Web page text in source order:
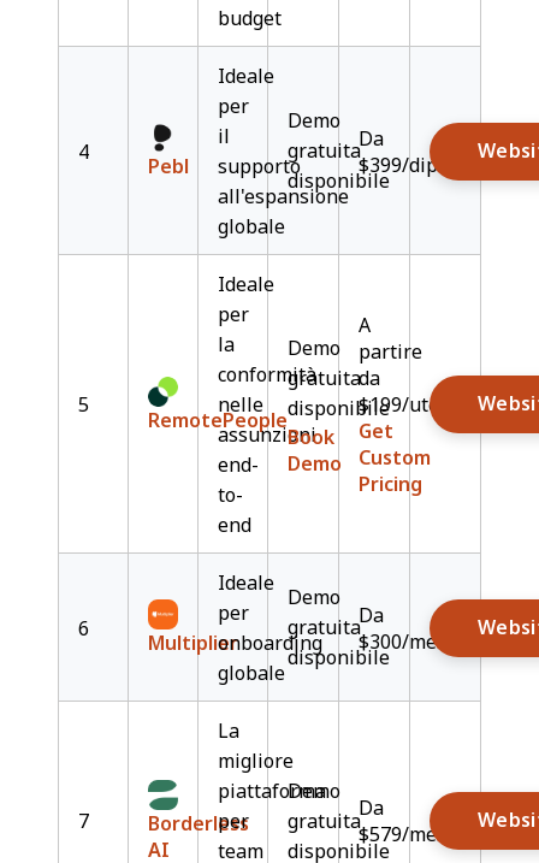
budget
4
Pebl
Ideale
per
il
supporto
all'espansione
globale
Demo
gratuita
disponibile
Da
$399/dipendente/
5
RemotePeople
Ideale
per
la
conformità
nelle
assunzioni
end-
to-
end
Demo
gratuita
disponibile
Book
Demo
A
partire
da
$199/utente/mese
Get
Custom
Pricing
6
Multiplier
Ideale
per
onboarding
globale
Demo
gratuita
disponibile
Da
$300/mese
7
Borderless
AI
La
migliore
piattaforma
per
team
Demo
gratuita
disponibile
Da
$579/mese